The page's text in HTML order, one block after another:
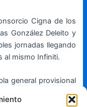
Cigna de los
González Deleito y
jornadas llegando
al mismo Infiniti.
general provisional
Brabante de Rafael
y del Mint Yacht de